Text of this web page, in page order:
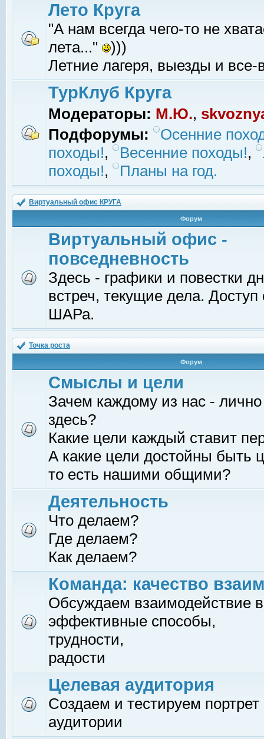
Лето Круга
"А нам всегда чего-то не
лета..."
)))
Летние лагеря, выезды и все-
ТурКлуб Круга
Модераторы: М.Ю.,
Подфорумы:
Осенние
походы!, Весенние походы!,
походы!, Планы на год.
Виртуальный офис КРУГА
Форум
Виртуальный офис -
повседневность
Здесь - графики и повестки
встреч, текущие дела.
ШАРа.
Точка роста
Форум
Смыслы и цели
Зачем каждому из нас -
здесь?
Какие цели каждый ставит
А какие цели достойны быть
то есть нашими общими?
Деятельность
Что делаем?
Где делаем?
Как делаем?
Команда: качество
Обсуждаем взаимодействие
эффективные способы,
трудности,
радости
Целевая аудитория
Создаем и тестируем
аудитории